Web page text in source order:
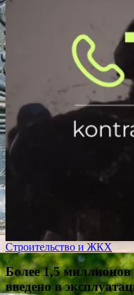
Строительство и ЖКХ
Более 1,5
введено в